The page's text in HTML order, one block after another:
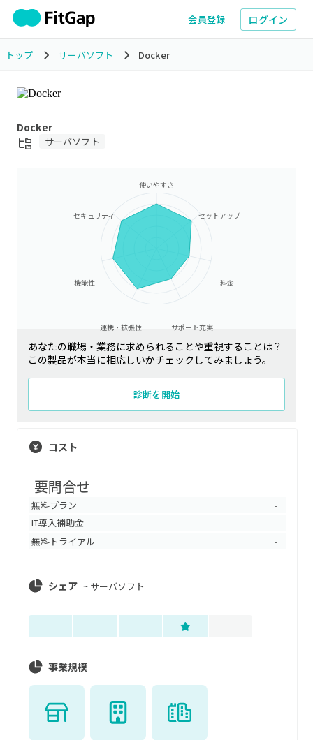
会員登録 ログイン
トップ サーバソフト Docker
Docker
サーバソフト
使いやすさ
セットアップ
料金
サポート充実
連携・拡張性
機能性
セキュリティ
あなたの職場・業務に求められることや重視することは？
この製品が本当に相応しいかチェックしてみましょう。
診断を開始
コスト
要問合せ
無料プラン -
IT導入補助金 -
無料トライアル -
シェア ~ サーバソフト
事業規模